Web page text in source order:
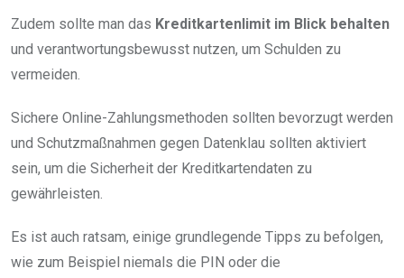
Zudem sollte man das Kreditkartenlimit im Blick behalten
und verantwortungsbewusst nutzen, um Schulden zu
vermeiden.
Sichere Online-Zahlungsmethoden sollten bevorzugt werden
und Schutzmaßnahmen gegen Datenklau sollten aktiviert
sein, um die Sicherheit der Kreditkartendaten zu
gewährleisten.
Es ist auch ratsam, einige grundlegende Tipps zu befolgen,
wie zum Beispiel niemals die PIN oder die